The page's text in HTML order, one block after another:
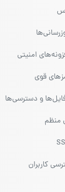
امنیتی
قوی
و دسترسی‌ها
منظم
کاربران